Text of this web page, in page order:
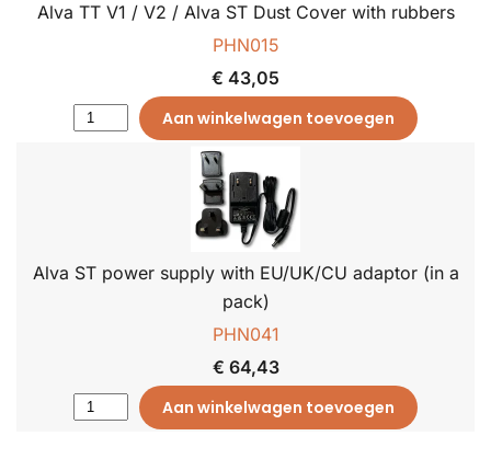
Alva TT V1 / V2 / Alva ST Dust Cover with rubbers
PHN015
€ 43,05
Aan winkelwagen toevoegen
Alva ST power supply with EU/UK/CU adaptor (in a
pack)
PHN041
€ 64,43
Aan winkelwagen toevoegen